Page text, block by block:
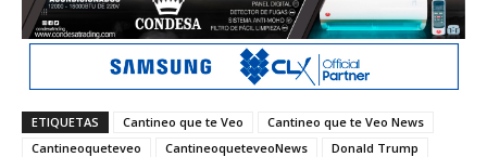
ETIQUETAS Cantineo que te Veo
Cantineo que te Veo News
Cantineoqueteveo
CantineoqueteveoNews
Donald Trump